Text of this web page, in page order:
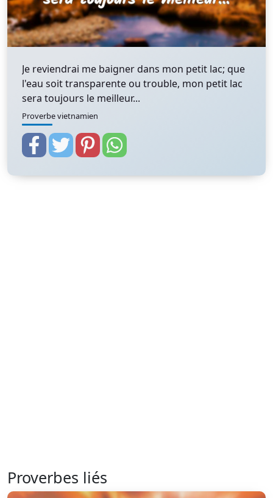
Je reviendrai me baigner dans mon petit lac; que
l'eau soit transparente ou trouble, mon petit lac
sera toujours le meilleur...
Proverbe vietnamien
Proverbes liés